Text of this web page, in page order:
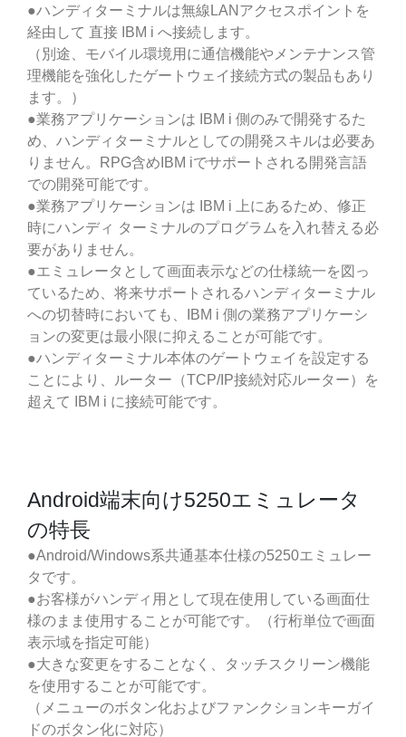
●ハンディターミナルは無線LANアクセスポイントを
経由して 直接 IBM i へ接続します。
（別途、モバイル環境用に通信機能やメンテナンス管
理機能を強化したゲートウェイ接続方式の製品もあり
ます。）
●業務アプリケーションは IBM i 側のみで開発するた
め、ハンディターミナルとしての開発スキルは必要あ
りません。RPG含めIBM iでサポートされる開発言語
での開発可能です。
●業務アプリケーションは IBM i 上にあるため、修正
時にハンディ ターミナルのプログラムを入れ替える必
要がありません。
●エミュレータとして画面表示などの仕様統一を図っ
ているため、将来サポートされるハンディターミナル
への切替時においても、IBM i 側の業務アプリケーシ
ョンの変更は最小限に抑えることが可能です。
●ハンディターミナル本体のゲートウェイを設定する
ことにより、ルーター（TCP/IP接続対応ルーター）を
超えて IBM i に接続可能です。
Android端末向け5250エミュレータ
の特長
●Android/Windows系共通基本仕様の5250エミュレー
タです。
●お客様がハンディ用として現在使用している画面仕
様のまま使用することが可能です。（行桁単位で画面
表示域を指定可能）
●大きな変更をすることなく、タッチスクリーン機能
を使用することが可能です。
（メニューのボタン化およびファンクションキーガイ
ドのボタン化に対応）